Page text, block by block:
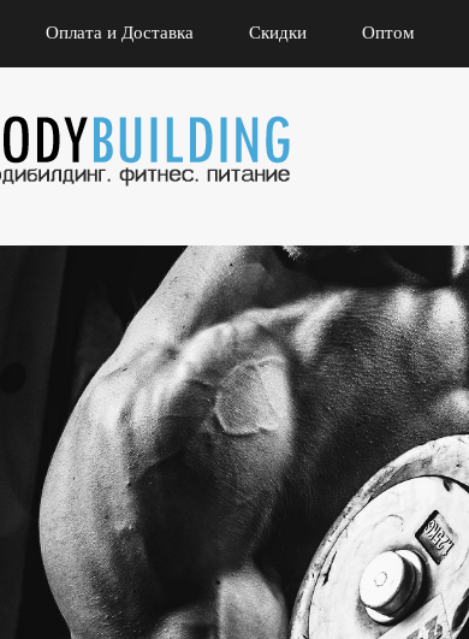
Оплата и Доставка Скидки Оптом